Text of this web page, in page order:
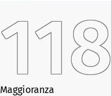
118
Maggioranza